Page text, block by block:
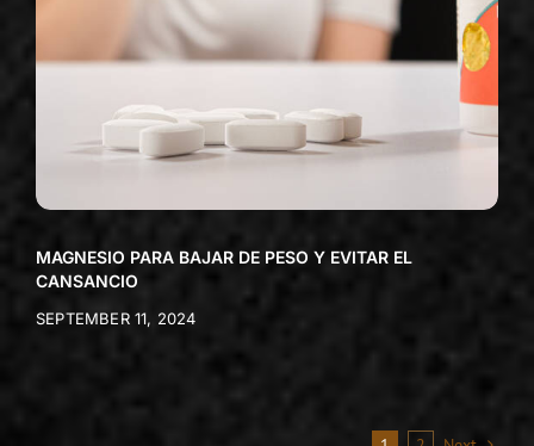
MAGNESIO PARA BAJAR DE PESO Y EVITAR EL
CANSANCIO
SEPTEMBER 11, 2024